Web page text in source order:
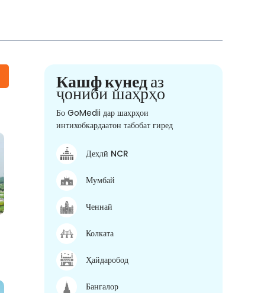
Кашф кунедаз
ҷониби шаҳрҳо
Бо GoMedii дар шаҳрҳои
интихобкардаатон табобат гиред
Деҳлӣ NCR
Мумбай
Ченнай
Колката
Ҳайдаробод
Бангалор